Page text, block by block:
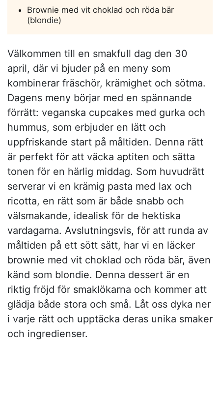
Brownie med vit choklad och röda bär
(blondie)
Välkommen till en smakfull dag den 30
april, där vi bjuder på en meny som
kombinerar fräschör, krämighet och sötma.
Dagens meny börjar med en spännande
förrätt: veganska cupcakes med gurka och
hummus, som erbjuder en lätt och
uppfriskande start på måltiden. Denna rätt
är perfekt för att väcka aptiten och sätta
tonen för en härlig middag. Som huvudrätt
serverar vi en krämig pasta med lax och
ricotta, en rätt som är både snabb och
välsmakande, idealisk för de hektiska
vardagarna. Avslutningsvis, för att runda av
måltiden på ett sött sätt, har vi en läcker
brownie med vit choklad och röda bär, även
känd som blondie. Denna dessert är en
riktig fröjd för smaklökarna och kommer att
glädja både stora och små. Låt oss dyka ner
i varje rätt och upptäcka deras unika smaker
och ingredienser.